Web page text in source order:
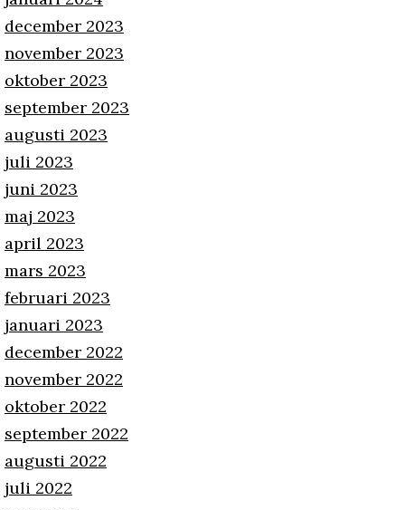
december 2023
november 2023
oktober 2023
september 2023
augusti 2023
juli 2023
juni 2023
maj 2023
april 2023
mars 2023
februari 2023
januari 2023
december 2022
november 2022
oktober 2022
september 2022
augusti 2022
juli 2022